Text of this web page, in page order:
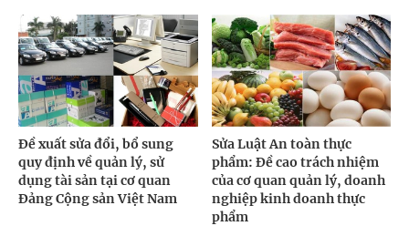
Đề xuất sửa đổi, bổ sung
quy định về quản lý, sử
dụng tài sản tại cơ quan
Đảng Cộng sản Việt Nam
Sửa Luật An toàn thực
phẩm: Đề cao trách nhiệm
của cơ quan quản lý, doanh
nghiệp kinh doanh thực
phẩm